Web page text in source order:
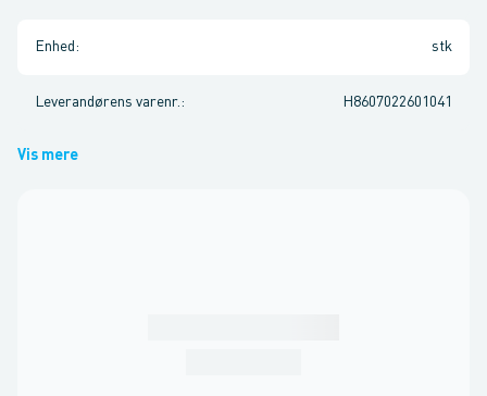
Enhed : stk
Leverandørens varenr. : H8607022601041
Vis mere